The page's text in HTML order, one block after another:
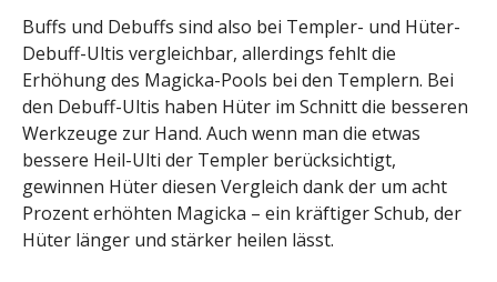
Buffs und Debuffs sind also bei Templer- und Hüter-
Debuff-Ultis vergleichbar, allerdings fehlt die
Erhöhung des Magicka-Pools bei den Templern. Bei
den Debuff-Ultis haben Hüter im Schnitt die besseren
Werkzeuge zur Hand. Auch wenn man die etwas
bessere Heil-Ulti der Templer berücksichtigt,
gewinnen Hüter diesen Vergleich dank der um acht
Prozent erhöhten Magicka – ein kräftiger Schub, der
Hüter länger und stärker heilen lässt.